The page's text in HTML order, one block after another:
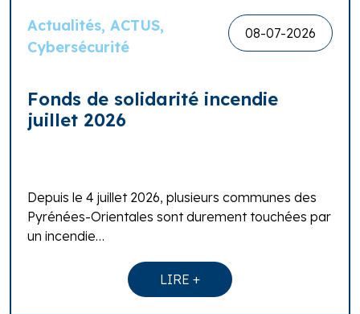
Actualités, ACTUS,
Cybersécurité
08-07-2026
Fonds de solidarité incendie
juillet 2026
Depuis le 4 juillet 2026, plusieurs communes des
Pyrénées-Orientales sont durement touchées par
un incendie…
LIRE +